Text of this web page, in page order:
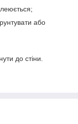
або
до стіни.